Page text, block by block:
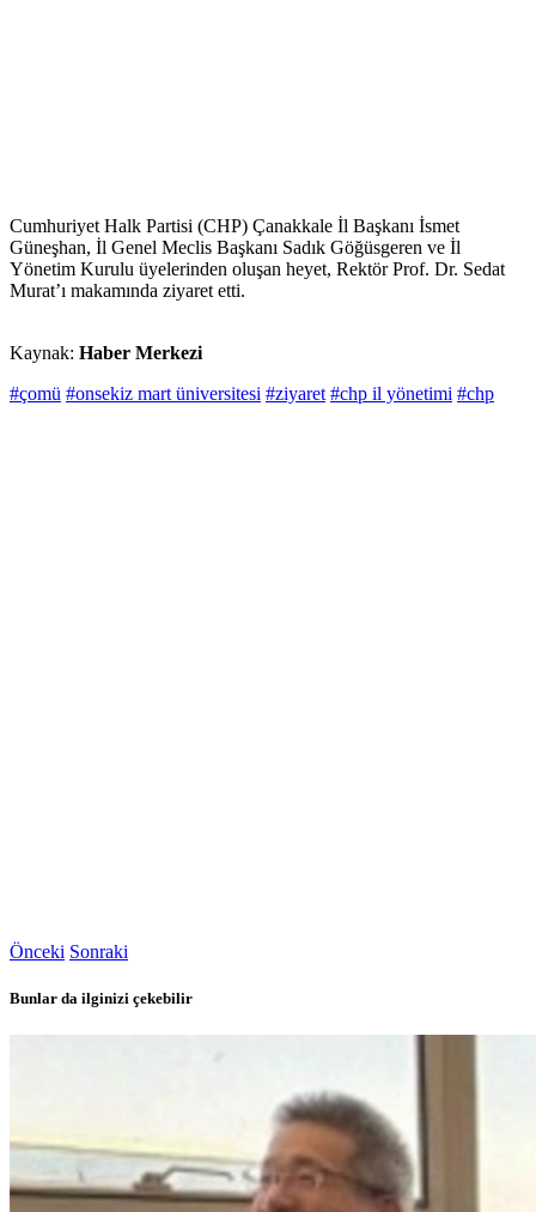
Cumhuriyet Halk Partisi (CHP) Çanakkale İl Başkanı İsmet
Güneşhan, İl Genel Meclis Başkanı Sadık Göğüsgeren ve İl
Yönetim Kurulu üyelerinden oluşan heyet, Rektör Prof. Dr. Sedat
Murat’ı makamında ziyaret etti.
Kaynak: Haber Merkezi
#çomü #onsekiz mart üniversitesi #ziyaret #chp il yönetimi #chp
Önceki Sonraki
Bunlar da ilginizi çekebilir